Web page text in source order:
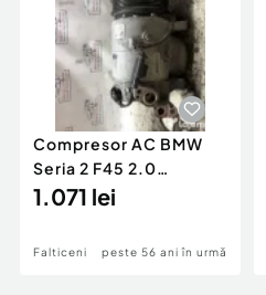
Compresor AC BMW
Seria 2 F45 2.0
Motorina 2016
1.071 lei
Falticeni peste 56 ani în urmă